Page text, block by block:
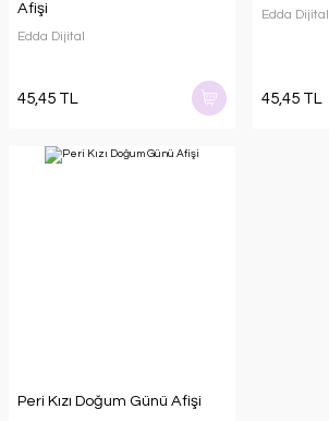
Afişi
Edda Dijital
45,45 TL
Edda Dijital
45,45 TL
Peri Kızı Doğum Günü Afişi